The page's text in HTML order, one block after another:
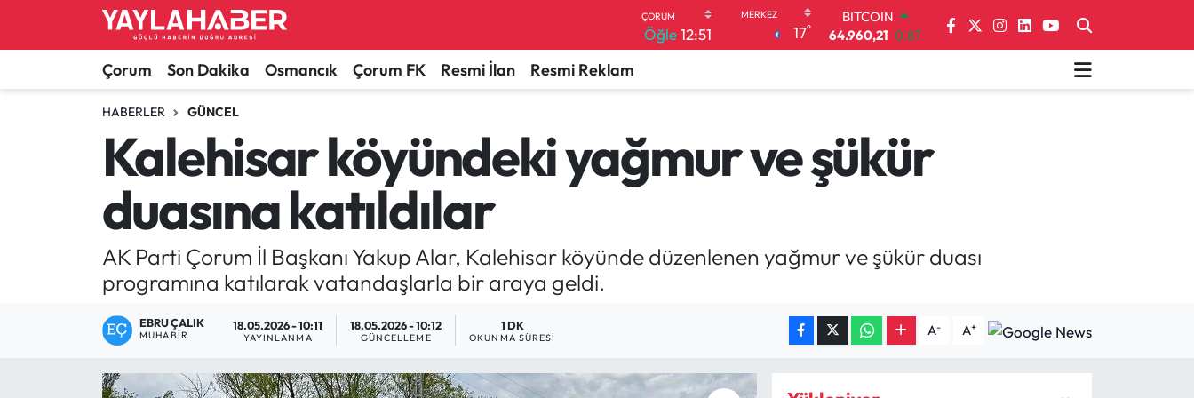
Öğle12:51 17°
DOLAR
47,7436
0.18
EURO
6660.55 0.03
BİST100
Çorum Son Dakika Osmancık Çorum FK Resmi İlan Resmi Reklam
HABERLER GÜNCEL
Kalehisar köyündeki yağmur ve şükür
duasına katıldılar
AK Parti Çorum İl Başkanı Yakup Alar, Kalehisar köyünde düzenlenen yağmur ve şükür duası
programına katılarak vatandaşlarla bir araya geldi.
EBRU ÇALIK
MUHABIR
18.05.2026 - 10:11
YAYINLANMA
18.05.2026 - 10:12
GÜNCELLEME
1 DK
OKUNMA SÜRESI A- A+
Alaca Haberleri
Bayat Haberleri
Bilgi - Keşfet Haberleri
Bilim ve Teknoloji
Boğazkale Haberleri
Çorum Haberleri
Çorum Son Dakika Haberleri
Dodurga Haberleri
Çorum Nöbetçi Eczaneler
Çorum Hava Durumu
Çorum Namaz Vakitleri
Çorum Trafik Yoğunluk Haritası
TFF 1.Lig Puan Durumu ve Fikstür
Tüm Manşetler
Son Dakika Haberleri
Haber Arşivi